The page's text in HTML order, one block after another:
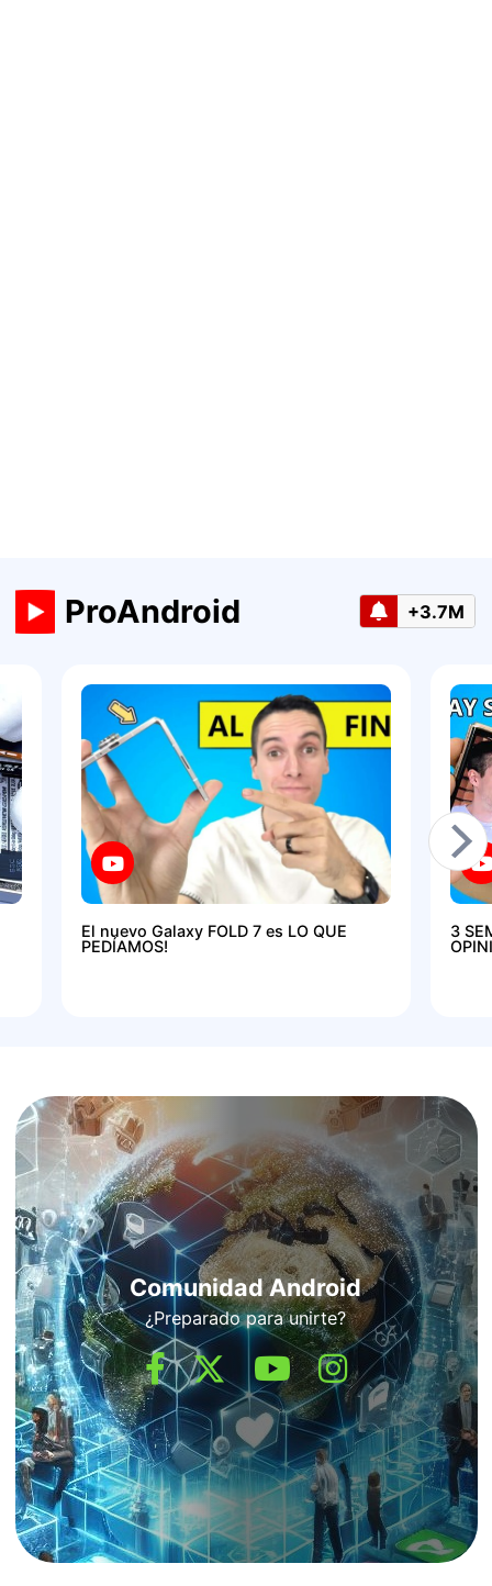
ProAndroid +3.7M
El nuevo Galaxy FOLD 7 es LO QUE
PEDÍAMOS!
3
Comunidad Android
¿Preparado para unirte?